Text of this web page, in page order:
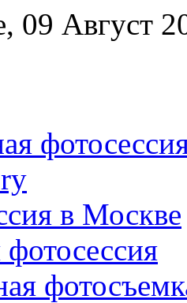
09 Август
в Москве
фотосессия